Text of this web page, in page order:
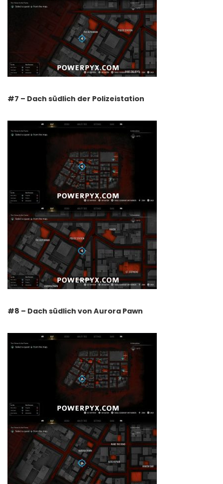
#7 – Dach südlich der Polizeistation
#8 – Dach südlich von Aurora Pawn